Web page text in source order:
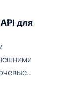
для
API: